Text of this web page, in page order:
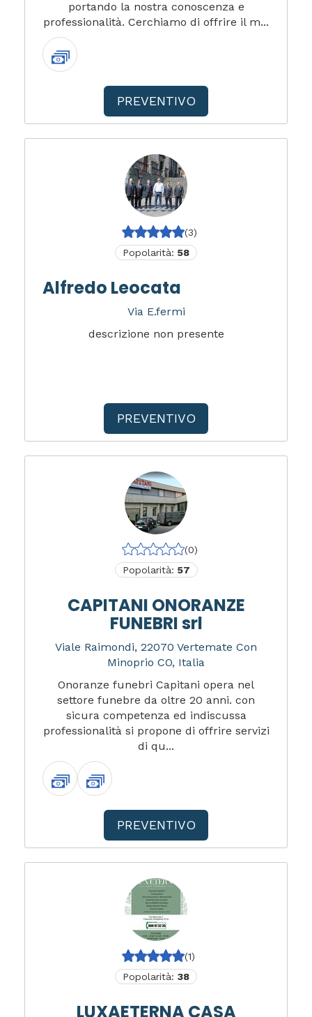
portando la nostra conoscenza e
professionalità. Cerchiamo di offrire il m...
PREVENTIVO
(3)
Popolarità: 58
Alfredo Leocata
Via E.fermi
descrizione non presente
PREVENTIVO
(0)
Popolarità: 57
CAPITANI ONORANZE
FUNEBRI srl
Viale Raimondi, 22070 Vertemate Con
Minoprio CO, Italia
Onoranze funebri Capitani opera nel
settore funebre da oltre 20 anni. con
sicura competenza ed indiscussa
professionalità si propone di offrire servizi
di qu...
PREVENTIVO
(1)
Popolarità: 38
LUXAETERNA CASA